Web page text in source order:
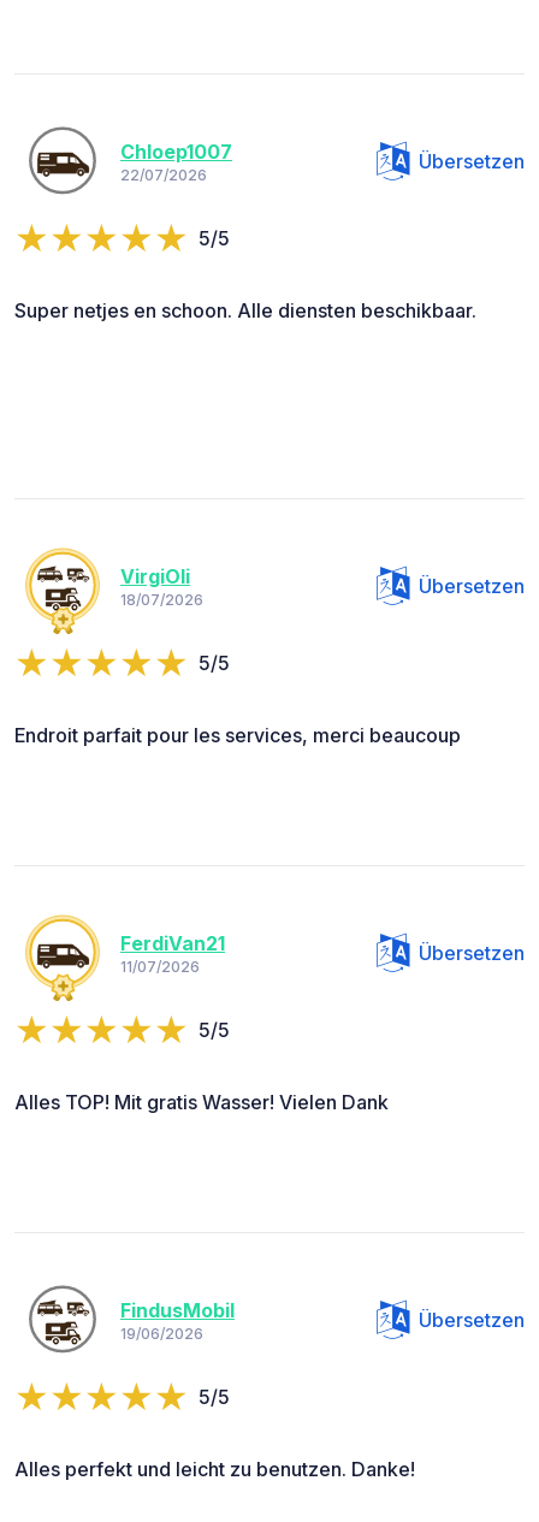
Chloep1007
22/07/2026
Übersetzen
5/5
Super netjes en schoon. Alle diensten beschikbaar.
VirgiOli
18/07/2026
Übersetzen
5/5
Endroit parfait pour les services, merci beaucoup
FerdiVan21
11/07/2026
Übersetzen
5/5
Alles TOP! Mit gratis Wasser! Vielen Dank
FindusMobil
19/06/2026
Übersetzen
5/5
Alles perfekt und leicht zu benutzen. Danke!